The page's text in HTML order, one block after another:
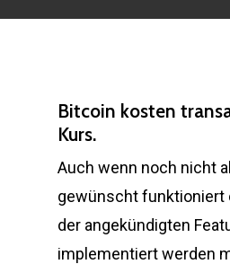
Bitcoin kosten
Kurs.
Auch wenn noch nicht
gewünscht funktioniert
der angekündigten
implementiert werden